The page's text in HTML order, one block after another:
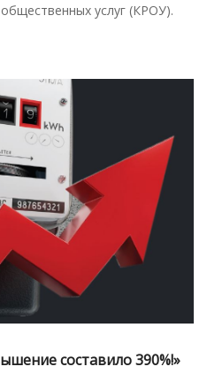
услуг (КРОУ).
составило 390%!»